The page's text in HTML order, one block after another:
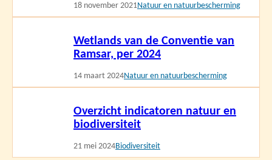
18 november 2021Natuur en natuurbescherming
Wetlands van de Conventie van
Ramsar, per 2024
14 maart 2024Natuur en natuurbescherming
Overzicht indicatoren natuur en
biodiversiteit
21 mei 2024Biodiversiteit